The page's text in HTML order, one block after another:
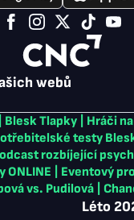
webů
Blesk Tlapky Hráči
testy
rozbíjející
ONLINE
Eventový
vs. Pudilová
Léto